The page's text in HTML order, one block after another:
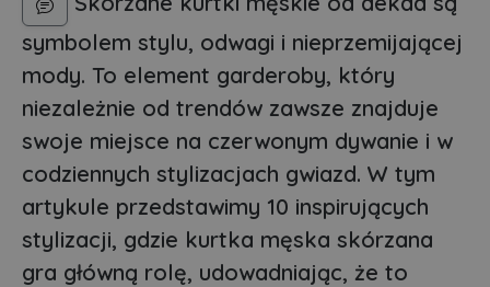
symbolem stylu, odwagi i nieprzemijającej
mody. To element garderoby, który
niezależnie od trendów zawsze znajduje
swoje miejsce na czerwonym dywanie i w
codziennych stylizacjach gwiazd. W tym
artykule przedstawimy 10 inspirujących
stylizacji, gdzie kurtka męska skórzana
gra główną rolę, udowadniając, że to